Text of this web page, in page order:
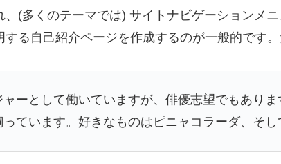
(多くのテーマでは) サイトナビゲーションメ
る自己紹介ページを作成するのが一般的です
ーとして働いていますが、俳優志望でもあり
ています。好きなものはピニャコラーダ、そし